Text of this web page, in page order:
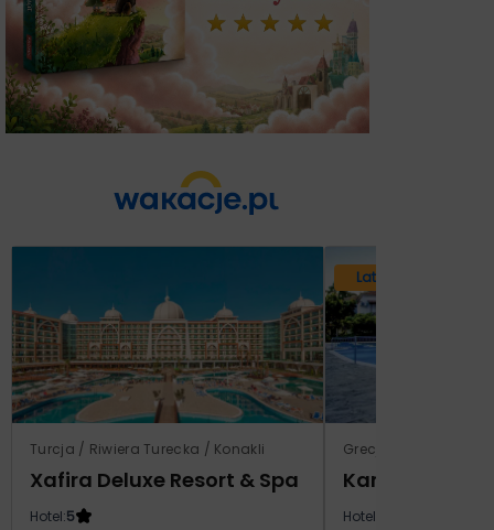
Turcja / Riwiera Turecka / Konakli
Xafira Deluxe Resort & Spa
Hotel:5
Lato 2026
Grecja / Samos /
Kampos
Hotel: